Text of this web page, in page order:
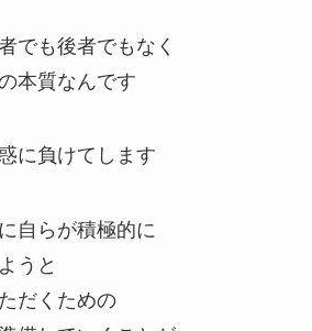
でも後者でもなく
本質なんです
に負けてします
自らが積極的に
うと
だくための